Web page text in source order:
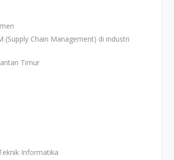
(Supply Chain Management) di industri
Timur
Informatika